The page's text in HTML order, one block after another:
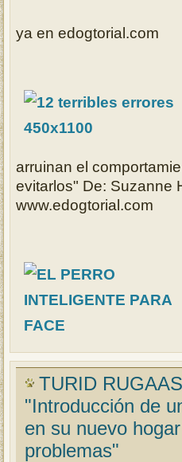
ya en edogtorial.com
arruinan el
evitarlos" De: Suzanne
www.edogtorial.com
TURID
"Introducción de
en su nuevo
problemas"